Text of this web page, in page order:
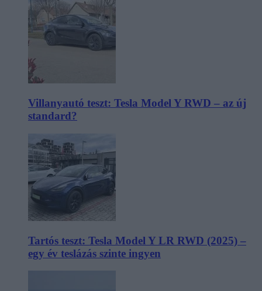
Villanyautó teszt: Tesla Model Y RWD – az új
standard?
Tartós teszt: Tesla Model Y LR RWD (2025) –
egy év teslázás szinte ingyen